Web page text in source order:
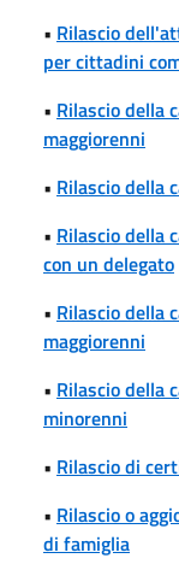
• Rilascio
per cittadini
• Rilascio della
maggiorenni
• Rilascio della
• Rilascio della
con un delegato
• Rilascio della
maggiorenni
• Rilascio della
minorenni
• Rilascio di
• Rilascio o
di famiglia